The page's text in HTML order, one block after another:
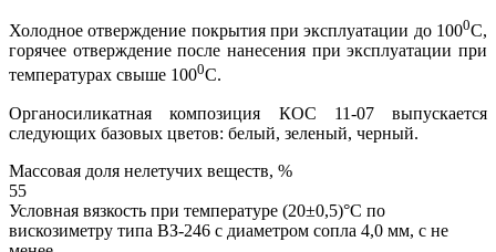
Холодное отверждение покрытия при эксплуатации до 1000С,
горячее отверждение после нанесения при эксплуатации при
температурах свыше 1000С.
Органосиликатная композиция КОС 11-07 выпускается
следующих базовых цветов: белый, зеленый, черный.
Массовая доля нелетучих веществ, %
55
Условная вязкость при температуре (20±0,5)°С по
вискозиметру типа ВЗ-246 с диаметром сопла 4,0 мм, с не